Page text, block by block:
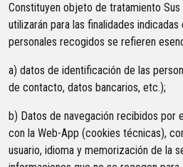
Constituyen objeto de tratamiento
utilizarán para las finalidades
personales recogidos se refieren
a) datos de identificación de las
de contacto, datos bancarios, etc.);
b) Datos de navegación recibidos por
con la Web-App (cookies técnicas),
usuario, idioma y memorización de la